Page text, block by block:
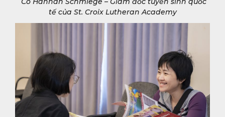
tế của St. Croix Lutheran Academy